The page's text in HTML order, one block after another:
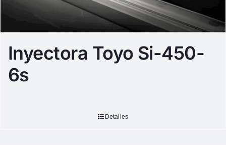
Inyectora Toyo Si-450-
6s
Detalles